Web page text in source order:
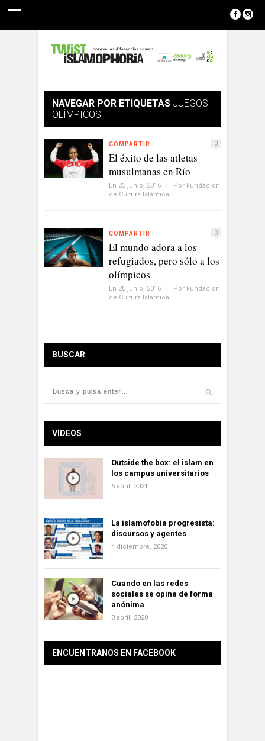
NAVEGAR POR ETIQUETAS JUEGOS
OLÍMPICOS
COMPARTIR 0
El éxito de las atletas
musulmanas en Río
En 23 junio, 2016 / Por Fundación
de Cultura Islámica
COMPARTIR 0
El mundo adora a los
refugiados, pero sólo a los
olímpicos
En 20 junio, 2016 / Por Fundación
de Cultura Islámica
BUSCAR
VÍDEOS
Outside the box: el islam en
los campus universitarios
5 abril, 2021
La islamofobia progresista:
discursos y agentes
4 diciembre, 2020
Cuando en las redes
sociales se opina de forma
anónima
3 abril, 2020
ENCUENTRANOS EN FACEBOOK